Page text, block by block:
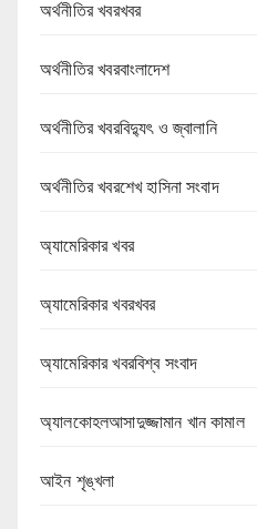
অর্থনীতির খবরখবর
অর্থনীতির খবরবাংলাদেশ
অর্থনীতির খবরবিদ্যুৎ ও জ্বালানি
অর্থনীতির খবরশেখ হাসিনা সংবাদ
অ্যামেরিকার খবর
অ্যামেরিকার খবরখবর
অ্যামেরিকার খবরবিশ্ব সংবাদ
অ্যালকোহলআসাদুজ্জামান খান কামাল
আইন শৃঙ্খলা